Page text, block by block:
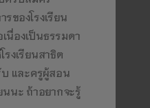
ของโรงเรียน
นื่องเป็นธรรมดา
งเรียนสาธิต
บ และครูผู้สอน
นะ ถ้าอยากจะรู้